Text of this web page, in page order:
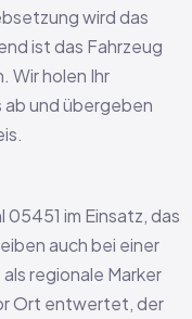
wird das
ist das Fahrzeug
Wir holen Ihr
und übergeben
im Einsatz, das
auch bei einer
regionale Marker
Ort entwertet, der